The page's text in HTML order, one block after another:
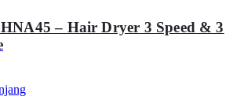
– Hair Dryer 3 Speed & 3